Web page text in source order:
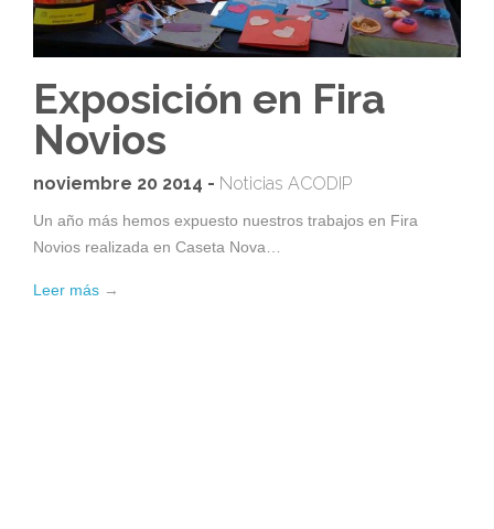
Exposición en Fira
Novios
noviembre 20 2014 - Noticias ACODIP
Un año más hemos expuesto nuestros trabajos en Fira
Novios realizada en Caseta Nova…
Leer más →